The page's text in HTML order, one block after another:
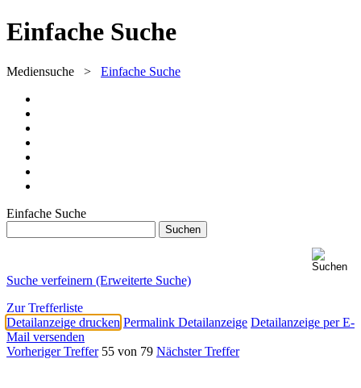
Einfache Suche
Mediensuche > Einfache Suche
Einfache Suche
Suche verfeinern (Erweiterte Suche)
Zur Trefferliste
Detailanzeige drucken Permalink Detailanzeige Detailanzeige per E-
Mail versenden
Vorheriger Treffer 55 von 79 Nächster Treffer